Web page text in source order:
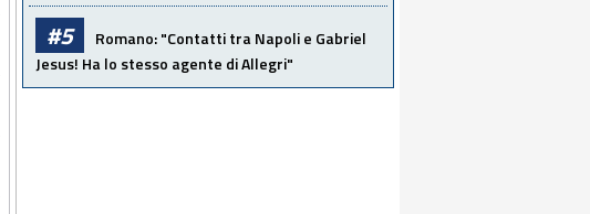
#5
Romano: "Contatti tra Napoli e Gabriel
Jesus! Ha lo stesso agente di Allegri"